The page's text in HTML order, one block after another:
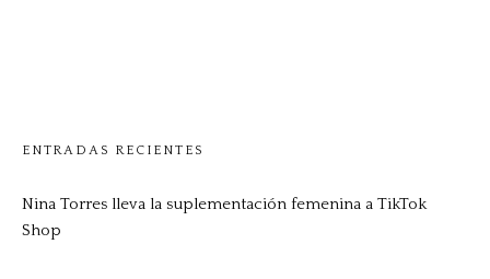
ENTRADAS RECIENTES
Nina Torres lleva la suplementación femenina a TikTok
Shop